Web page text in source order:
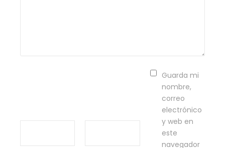
Guarda mi
nombre,
correo
electrónico
y web en
este
navegador